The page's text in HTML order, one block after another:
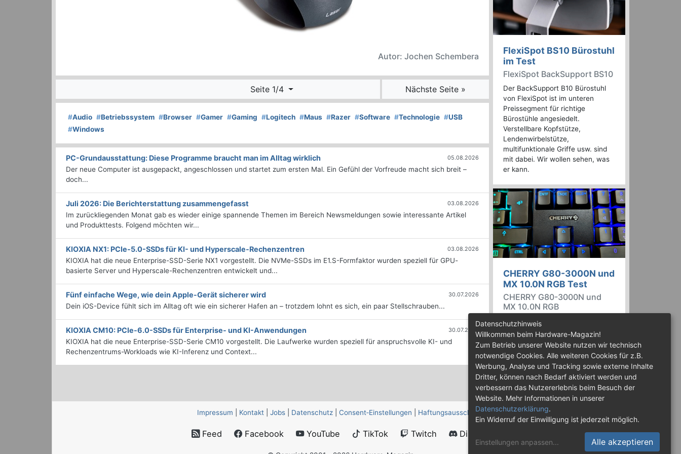
Autor: Jochen Schembera
Seite 1/4 Nächste Seite »
#Audio #Betriebssystem #Browser #Gamer #Gaming #Logitech #Maus #Razer #Software #Technologie #USB
#Windows
PC-Grundausstattung: Diese Programme braucht man im Alltag wirklich 05.08.2026
Der neue Computer ist ausgepackt, angeschlossen und startet zum ersten Mal. Ein Gefühl der Vorfreude macht sich breit –
doch...
Juli 2026: Die Bericht­erstattung zusammengefasst 03.08.2026
Im zurückliegenden Monat gab es wieder einige spannende Themen im Bereich Newsmeldungen sowie interessante Artikel
und Produkttests. Folgend möchten wir...
KIOXIA NX1: PCIe-5.0-SSDs für KI- und Hyperscale-Rechenzentren 03.08.2026
KIOXIA hat die neue Enterprise-SSD-Serie NX1 vorgestellt. Die NVMe-SSDs im E1.S-Formfaktor wurden speziell für GPU-
basierte Server und Hyperscale-Rechenzentren entwickelt und...
Fünf einfache Wege, wie dein Apple-Gerät sicherer wird 30.07.2026
Dein iOS-Device fühlt sich im Alltag oft wie ein sicherer Hafen an – trotzdem lohnt es sich, ein paar Stellschrauben...
KIOXIA CM10: PCIe-6.0-SSDs für Enterprise- und KI-Anwendungen 30.07.2026
KIOXIA hat die neue Enterprise-SSD-Serie CM10 vorgestellt. Die Laufwerke wurden speziell für anspruchsvolle KI- und
Rechenzentrums-Workloads wie KI-Inferenz und Context...
FlexiSpot BS10 Bürostuhl
im Test
FlexiSpot BackSupport BS10
Der BackSupport B10 Bürostuhl
von FlexiSpot ist im unteren
Preissegment für richtige
Bürostühle angesiedelt.
Verstellbare Kopfstütze,
Lendenwirbelstütze,
multifunktionale Griffe usw. sind
mit dabei. Wir wollen sehen, was
er kann.
CHERRY G80-3000N und
MX 10.0N RGB Test
CHERRY G80-3000N und
MX 10.0N RGB
Der deutsche Tastatur-Spezialist
Cherry, hat ein breites Portfolio
an Tastaturen, unter anderem
auch für Spieler. Wir testen mit
der CHERRY G80-3000N und der
CHERRY MX 10.0N RGB zwei
Vertreter.
Impressum Kontakt Jobs Datenschutz Consent‑Einstellungen Haftungsausschluss
Feed Facebook YouTube TikTok Twitch Discord
Datenschutzhinweis
Willkommen beim Hardware-Magazin!
Zum Betrieb unserer Website nutzen wir technisch
notwendige Cookies. Alle weiteren Cookies für z.B.
Werbung, Analyse und Tracking sowie externe Inhalte
Dritter, können nach Bedarf aktiviert werden und
verbessern das Nutzererlebnis beim Besuch der
Website. Mehr Informationen in unserer
Datenschutzerklärung.
Ein Widerruf der Einwilligung ist jederzeit möglich.
Einstellungen anpassen... Alle akzeptieren